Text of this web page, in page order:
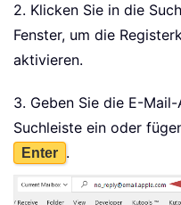
2. Klicken Sie in die
Fenster, um die
aktivieren.
3. Geben Sie die E-
Suchleiste ein oder
Enter .